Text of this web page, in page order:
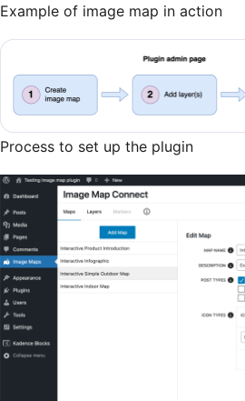
Example of image map in action
Process to set up the plugin